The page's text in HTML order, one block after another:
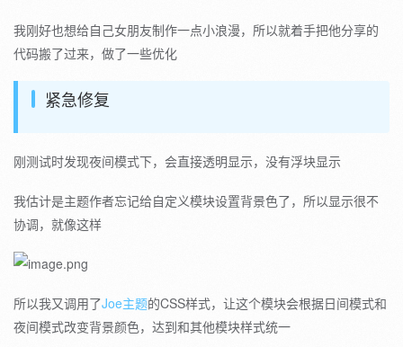
我刚好也想给自己女朋友制作一点小浪漫，所以就着手把他分享的
代码搬了过来，做了一些优化
紧急修复
刚测试时发现夜间模式下，会直接透明显示，没有浮块显示
我估计是主题作者忘记给自定义模块设置背景色了，所以显示很不
协调，就像这样
所以我又调用了Joe主题的CSS样式，让这个模块会根据日间模式和
夜间模式改变背景颜色，达到和其他模块样式统一